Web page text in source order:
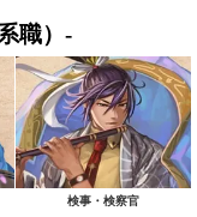
職）-
検事・検察官